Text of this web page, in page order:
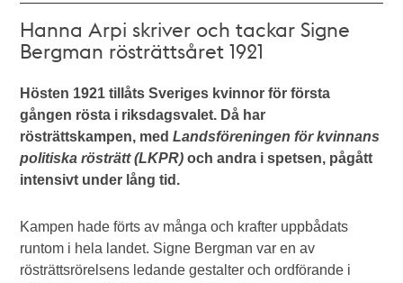
Hanna Arpi skriver och tackar Signe
Bergman rösträttsåret 1921
Hösten 1921 tillåts Sveriges kvinnor för första
gången rösta i riksdagsvalet. Då har
rösträttskampen, medLandsföreningen för kvinnans
politiska rösträtt (LKPR) och andra i spetsen, pågått
intensivt under lång tid.
Kampen hade förts av många och krafter uppbådats
runtom i hela landet. Signe Bergman var en av
rösträttsrörelsens ledande gestalter och ordförande i